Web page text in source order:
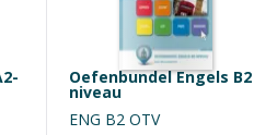
Office support
Management
Financieel
Oefenbundel Engels B2
niveau
ENG B2 OTV